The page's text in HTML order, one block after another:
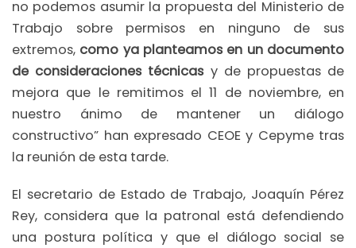
no podemos asumir la propuesta del Ministerio de
Trabajo sobre permisos en ninguno de sus
extremos, como ya planteamos en un documento
de consideraciones técnicas y de propuestas de
mejora que le remitimos el 11 de noviembre, en
nuestro ánimo de mantener un diálogo
constructivo” han expresado CEOE y Cepyme tras
la reunión de esta tarde.
El secretario de Estado de Trabajo, Joaquín Pérez
Rey, considera que la patronal está defendiendo
una postura política y que el diálogo social se